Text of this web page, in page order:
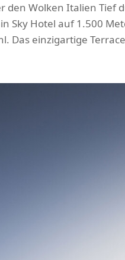
den Wolken Italien Tief
Sky Hotel auf 1.500
Das einzigartige